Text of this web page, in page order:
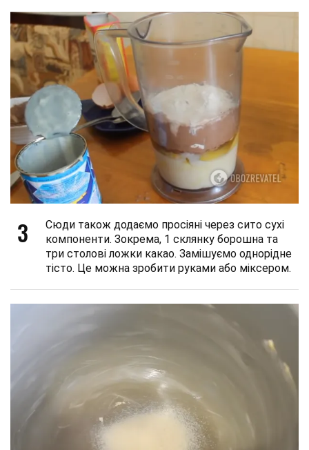
3
Сюди також додаємо просіяні через сито сухі
компоненти. Зокрема, 1 склянку борошна та
три столові ложки какао. Замішуємо однорідне
тісто. Це можна зробити руками або міксером.